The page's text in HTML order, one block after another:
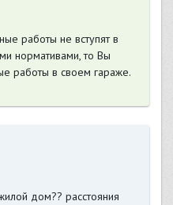
работы не вступят в
нормативами, то Вы
работы в своем гараже.
дом?? расстояния